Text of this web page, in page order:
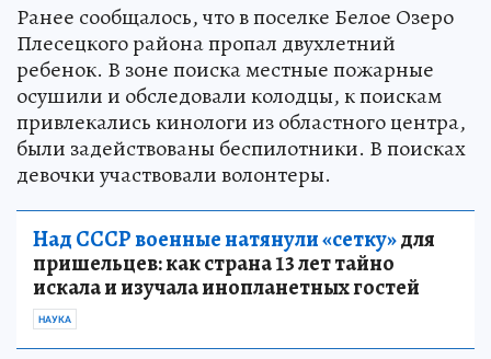
Ранее сообщалось, что в поселке Белое Озеро
Плесецкого района пропал двухлетний
ребенок. В зоне поиска местные пожарные
осушили и обследовали колодцы, к поискам
привлекались кинологи из областного центра,
были задействованы беспилотники. В поисках
девочки участвовали волонтеры.
Над СССР военные натянули «сетку»для
пришельцев: как страна 13 лет тайно
искала и изучала инопланетных гостей
НАУКА